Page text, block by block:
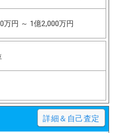
万円 ～ 1億2,000万円
詳細＆自己査定